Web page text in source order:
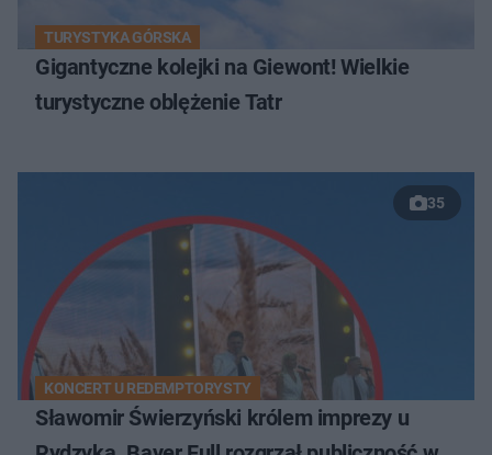
TURYSTYKA GÓRSKA
Gigantyczne kolejki na Giewont! Wielkie
turystyczne oblężenie Tatr
35
KONCERT U REDEMPTORYSTY
Sławomir Świerzyński królem imprezy u